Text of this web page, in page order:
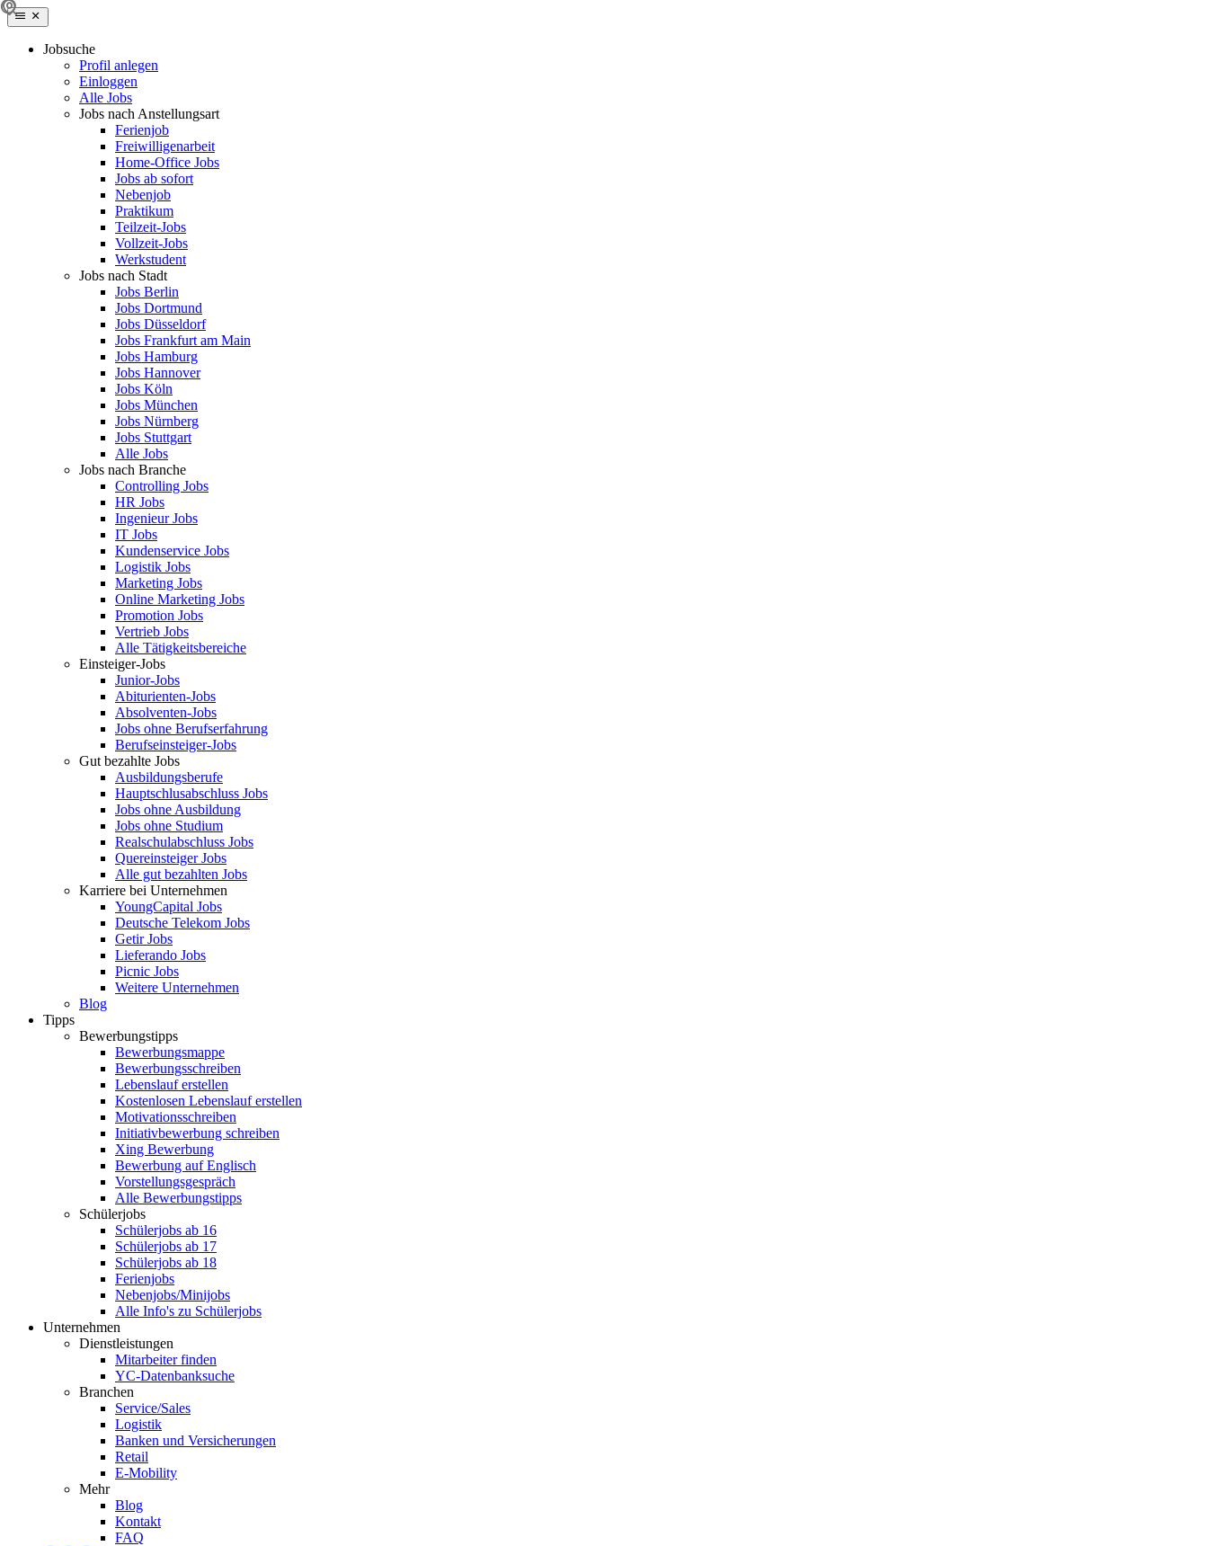
Jobsuche
Profil anlegen
Einloggen
Alle Jobs
Jobs nach Anstellungsart
Ferienjob
Freiwilligenarbeit
Home-Office Jobs
Jobs ab sofort
Nebenjob
Praktikum
Teilzeit-Jobs
Vollzeit-Jobs
Werkstudent
Jobs nach Stadt
Jobs Berlin
Jobs Dortmund
Jobs Düsseldorf
Jobs Frankfurt am Main
Jobs Hamburg
Jobs Hannover
Jobs Köln
Jobs München
Jobs Nürnberg
Jobs Stuttgart
Alle Jobs
Jobs nach Branche
Controlling Jobs
HR Jobs
Ingenieur Jobs
IT Jobs
Kundenservice Jobs
Logistik Jobs
Marketing Jobs
Online Marketing Jobs
Promotion Jobs
Vertrieb Jobs
Alle Tätigkeitsbereiche
Einsteiger-Jobs
Junior-Jobs
Abiturienten-Jobs
Absolventen-Jobs
Jobs ohne Berufserfahrung
Berufseinsteiger-Jobs
Gut bezahlte Jobs
Ausbildungsberufe
Hauptschlusabschluss Jobs
Jobs ohne Ausbildung
Jobs ohne Studium
Realschulabschluss Jobs
Quereinsteiger Jobs
Alle gut bezahlten Jobs
Karriere bei Unternehmen
YoungCapital Jobs
Deutsche Telekom Jobs
Getir Jobs
Lieferando Jobs
Picnic Jobs
Weitere Unternehmen
Blog
Tipps
Bewerbungstipps
Bewerbungsmappe
Bewerbungsschreiben
Lebenslauf erstellen
Kostenlosen Lebenslauf erstellen
Motivationsschreiben
Initiativbewerbung schreiben
Xing Bewerbung
Bewerbung auf Englisch
Vorstellungsgespräch
Alle Bewerbungstipps
Schülerjobs
Schülerjobs ab 16
Schülerjobs ab 17
Schülerjobs ab 18
Ferienjobs
Nebenjobs/Minijobs
Alle Info's zu Schülerjobs
Unternehmen
Dienstleistungen
Mitarbeiter finden
YC-Datenbanksuche
Branchen
Service/Sales
Logistik
Banken und Versicherungen
Retail
E-Mobility
Mehr
Blog
Kontakt
FAQ